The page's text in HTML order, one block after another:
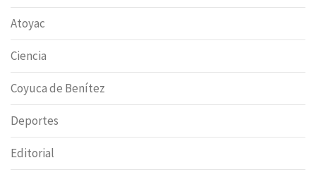
Atoyac
Ciencia
Coyuca de Benítez
Deportes
Editorial